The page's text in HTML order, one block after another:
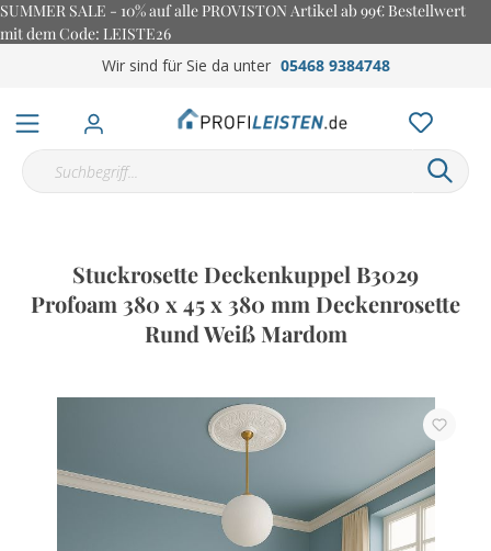
SUMMER SALE - 10% auf alle PROVISTON Artikel ab 99€ Bestellwert
mit dem Code: LEISTE26
Wir sind für Sie da unter 05468 9384748
Stuckrosette Deckenkuppel B3029
Profoam 380 x 45 x 380 mm Deckenrosette
Rund Weiß Mardom